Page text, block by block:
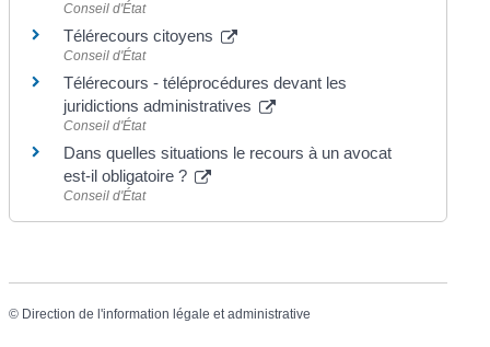
Conseil d'État
Télérecours citoyens
Conseil d'État
Télérecours - téléprocédures devant les
juridictions administratives
Conseil d'État
Dans quelles situations le recours à un avocat
est-il obligatoire ?
Conseil d'État
© Direction de l'information légale et administrative